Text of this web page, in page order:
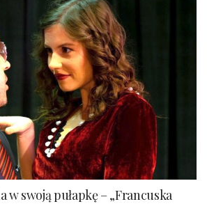
w swoją pułapkę – „Francuska